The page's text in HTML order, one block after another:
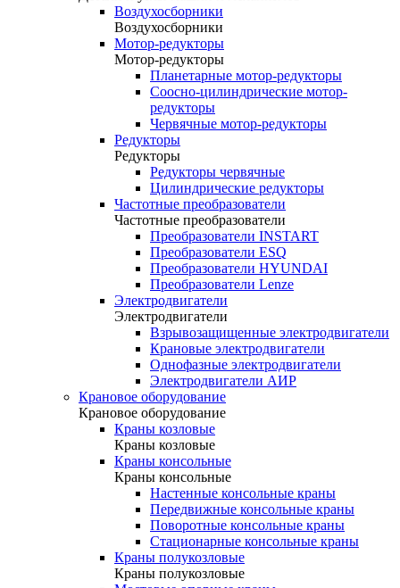
Воздухосборники
Воздухосборники
Мотор-редукторы
Мотор-редукторы
Планетарные мотор-редукторы
Соосно-цилиндрические мотор-
редукторы
Червячные мотор-редукторы
Редукторы
Редукторы
Редукторы червячные
Цилиндрические редукторы
Частотные преобразователи
Частотные преобразователи
Преобразователи INSTART
Преобразователи ESQ
Преобразователи HYUNDAI
Преобразователи Lenze
Электродвигатели
Электродвигатели
Взрывозащищенные электродвигатели
Крановые электродвигатели
Однофазные электродвигатели
Электродвигатели АИР
Крановое оборудование
Крановое оборудование
Краны козловые
Краны козловые
Краны консольные
Краны консольные
Настенные консольные краны
Передвижные консольные краны
Поворотные консольные краны
Стационарные консольные краны
Краны полукозловые
Краны полукозловые